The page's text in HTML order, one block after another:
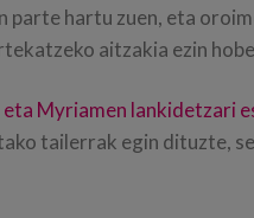
parte hartu zuen, eta
aitzakia ezin
eta Myriamen lankidetzari
tailerrak egin dituzte,